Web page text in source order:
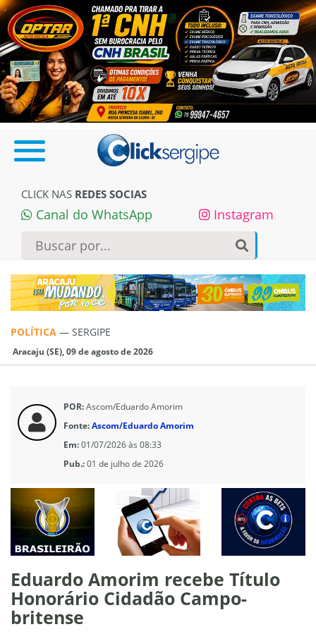
CLICK NAS REDES SOCIAS
Canal do WhatsApp Instagram
POLÍTICA — SERGIPE
Aracaju (SE), 09 de agosto de 2026
POR:Ascom/Eduardo Amorim
Fonte:Ascom/Eduardo Amorim
Em:01/07/2026 às 08:33
Pub.:01 de julho de 2026
Eduardo Amorim recebe Título
Honorário Cidadão Campo-
britense